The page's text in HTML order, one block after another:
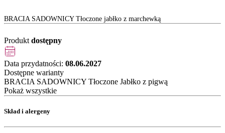
BRACIA SADOWNICY Tłoczone jabłko z marchewką
Produkt dostępny
Data przydatności: 08.06.2027
Dostępne warianty
BRACIA SADOWNICY Tłoczone Jabłko z pigwą
Pokaż wszystkie
Skład i alergeny